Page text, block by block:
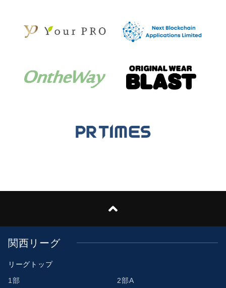
関西リーグ
リーグトップ
1部
2部A